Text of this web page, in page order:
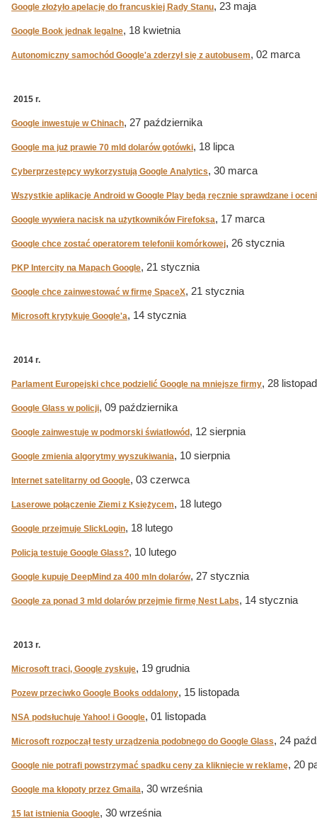
Google złożyło apelację do francuskiej Rady Stanu, 23 maja
Google Book jednak legalne, 18 kwietnia
Autonomiczny samochód Google'a zderzył się z autobusem, 02 marca
2015 r.
Google inwestuje w Chinach, 27 października
Google ma już prawie 70 mld dolarów gotówki, 18 lipca
Cyberprzestępcy wykorzystują Google Analytics, 30 marca
Wszystkie aplikacje Android w Google Play będą ręcznie sprawdzane i
Google wywiera nacisk na użytkowników Firefoksa, 17 marca
Google chce zostać operatorem telefonii komórkowej, 26 stycznia
PKP Intercity na Mapach Google, 21 stycznia
Google chce zainwestować w firmę SpaceX, 21 stycznia
Microsoft krytykuje Google'a, 14 stycznia
2014 r.
Parlament Europejski chce podzielić Google na mniejsze firmy, 28
Google Glass w policji, 09 października
Google zainwestuje w podmorski światłowód , 12 sierpnia
Google zmienia algorytmy wyszukiwania, 10 sierpnia
Internet satelitarny od Google, 03 czerwca
Laserowe połączenie Ziemi z Księżycem, 18 lutego
Google przejmuje SlickLogin, 18 lutego
Policja testuje Google Glass?, 10 lutego
Google kupuje DeepMind za 400 mln dolarów, 27 stycznia
Google za ponad 3 mld dolarów przejmie firmę Nest Labs, 14 stycznia
2013 r.
Microsoft traci, Google zyskuje, 19 grudnia
Pozew przeciwko Google Books oddalony, 15 listopada
NSA podsłuchuje Yahoo! i Google, 01 listopada
Microsoft rozpoczął testy urządzenia podobnego do Google Glass, 24
Google nie potrafi powstrzymać spadku ceny za kliknięcie w reklamę, 20
Google ma kłopoty przez Gmaila, 30 września
15 lat istnienia Google, 30 września